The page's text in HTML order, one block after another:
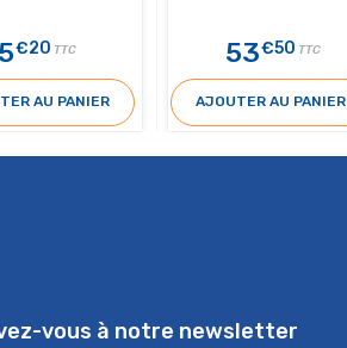
€20 TTC
AU PANIER
53€50 TTC
AJOUTER AU PANIER
vous à notre newsletter